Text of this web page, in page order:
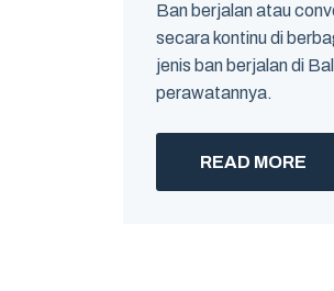
Ban berjalan atau
secara kontinu di
jenis ban berjalan di
perawatannya.
READ MORE